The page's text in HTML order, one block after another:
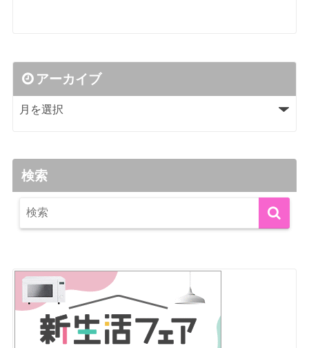
アーカイブ
検索